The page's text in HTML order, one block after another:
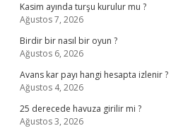
Kasim ayında turşu kurulur mu ?
Ağustos 7, 2026
Birdir bir nasıl bir oyun ?
Ağustos 6, 2026
Avans kar payı hangi hesapta izlenir ?
Ağustos 4, 2026
25 derecede havuza girilir mi ?
Ağustos 3, 2026